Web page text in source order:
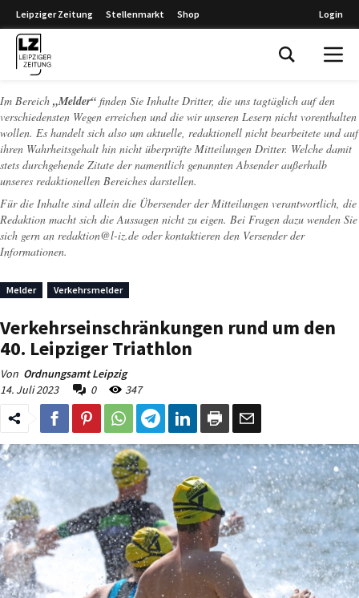
Leipziger Zeitung Stellenmarkt Shop Login
Im Bereich „Melder“ finden Sie Inhalte Dritter, die uns tagtäglich auf den
verschiedensten Wegen erreichen und die wir unseren Lesern nicht vorenthalten
wollen. Es handelt sich also um aktuelle, redaktionell nicht bearbeitete und auf
ihren Wahrheitsgehalt hin nicht überprüfte Mitteilungen Dritter. Welche damit
stets durchgehende Zitate der namentlich genannten Absender außerhalb
unseres redaktionellen Bereiches darstellen.
Für die Inhalte sind allein die Übersender der Mitteilungen verantwortlich, die
Redaktion macht sich die Aussagen nicht zu eigen. Bei Fragen dazu wenden Sie
sich gern an redaktion@l-iz.de oder kontaktieren den Versender der
Informationen.
Melder Verkehrsmelder
Verkehrseinschränkungen rund um den
40. Leipziger Triathlon
Von Ordnungsamt Leipzig
14. Juli 2023
0 347